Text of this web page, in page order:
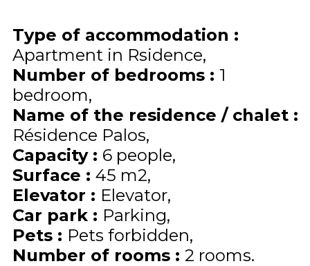
Type of accommodation :
Apartment in Rsidence
Number of bedrooms : 1
bedroom
Name of the residence / chalet :
Résidence Palos
Capacity : 6 people
Surface : 45 m2
Elevator : Elevator
Car park : Parking
Pets : Pets forbidden
Number of rooms : 2 rooms